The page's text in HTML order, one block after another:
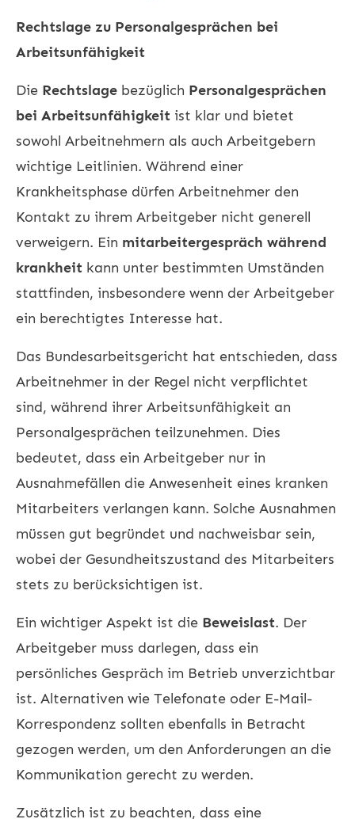
Rechtslage zu Personalgesprächen bei
Arbeitsunfähigkeit
Die Rechtslage bezüglich Personalgesprächen
bei Arbeitsunfähigkeit ist klar und bietet
sowohl Arbeitnehmern als auch Arbeitgebern
wichtige Leitlinien. Während einer
Krankheitsphase dürfen Arbeitnehmer den
Kontakt zu ihrem Arbeitgeber nicht generell
verweigern. Ein mitarbeitergespräch während
krankheit kann unter bestimmten Umständen
stattfinden, insbesondere wenn der Arbeitgeber
ein berechtigtes Interesse hat.
Das Bundesarbeitsgericht hat entschieden, dass
Arbeitnehmer in der Regel nicht verpflichtet
sind, während ihrer Arbeitsunfähigkeit an
Personalgesprächen teilzunehmen. Dies
bedeutet, dass ein Arbeitgeber nur in
Ausnahmefällen die Anwesenheit eines kranken
Mitarbeiters verlangen kann. Solche Ausnahmen
müssen gut begründet und nachweisbar sein,
wobei der Gesundheitszustand des Mitarbeiters
stets zu berücksichtigen ist.
Ein wichtiger Aspekt ist die Beweislast. Der
Arbeitgeber muss darlegen, dass ein
persönliches Gespräch im Betrieb unverzichtbar
ist. Alternativen wie Telefonate oder E-Mail-
Korrespondenz sollten ebenfalls in Betracht
gezogen werden, um den Anforderungen an die
Kommunikation gerecht zu werden.
Zusätzlich ist zu beachten, dass eine